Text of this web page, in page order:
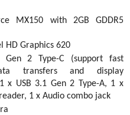
MX150 with 2GB GDDR5
HD Graphics 620
2 Type-C (support fast
transfers and display
x USB 3.1 Gen 2 Type-A, 1 x
1 x Audio combo jack